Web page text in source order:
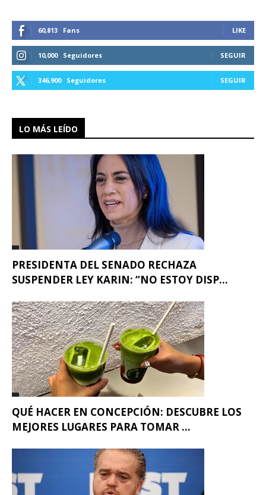
60,813 Fans LIKE
10,000 Seguidores SEGUIR
346,900 Seguidores SEGUIR
LO MÁS LEÍDO
PRESIDENTA DEL SENADO RECHAZA
SUSPENDER LEY KARIN: “NO ESTOY DISP...
QUÉ HACER EN CONCEPCIÓN: DESCUBRE LOS
MEJORES LUGARES PARA TOMAR ...